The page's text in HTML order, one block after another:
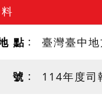
點 臺灣臺中
114年度